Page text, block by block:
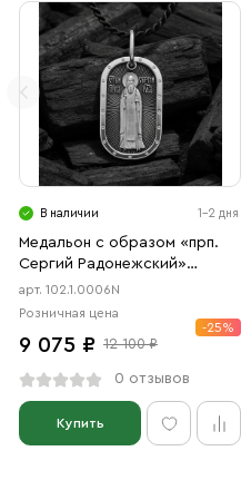
В наличии 1-2 дня
Медальон с образом «прп.
Сергий Радонежский»
чернение
арт. 102.1.0006N
Розничная цена
9 075 ₽ 12 100 ₽
-25%
0 отзывов
Купить